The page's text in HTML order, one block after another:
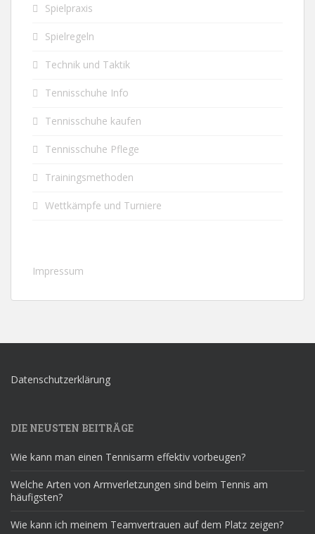
Spielpraxis
Spielregeln
Technik und Taktik
Tennisschuhe Info
Tennisschuhe kaufen
Tennisschuhe Pflege
Trainingsmethoden
Wettkämpfe und Turniere
Impressum
Datenschutzerklärung
DIE NEUSTEN BEITRÄGE
Wie kann man einen Tennisarm effektiv vorbeugen?
Welche Arten von Armverletzungen sind beim Tennis am
häufigsten?
Wie kann ich meinem Teamvertrauen auf dem Platz zeigen?